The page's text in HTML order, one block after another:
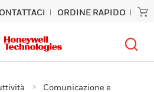
ORDINE RAPIDO
Comunicazione e